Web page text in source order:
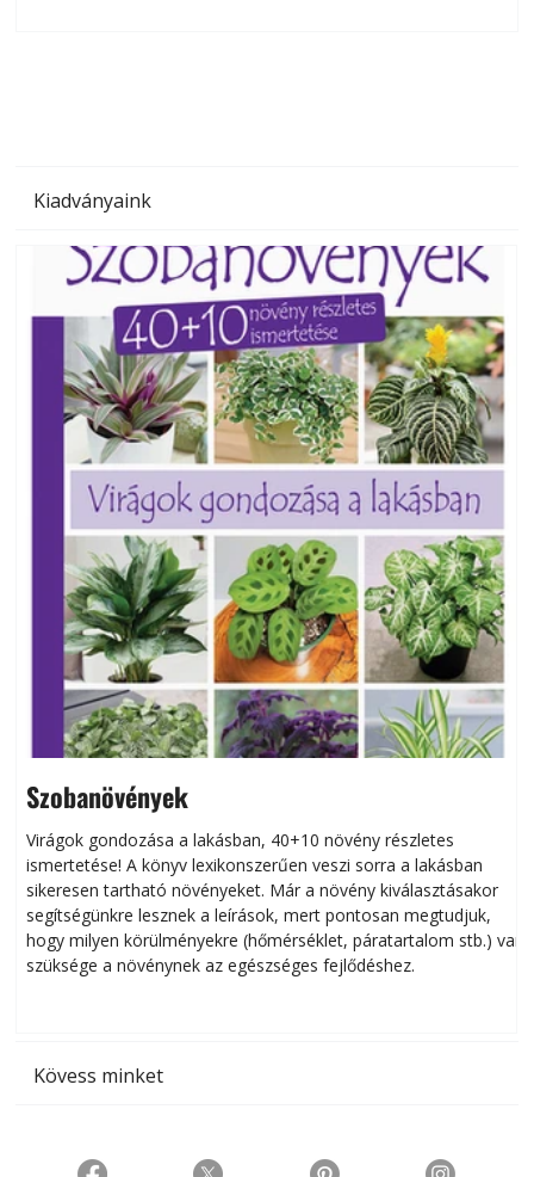
Kiadványaink
Szobanövények
Virágok gondozása a lakásban, 40+10 növény részletes
ismertetése! A könyv lexikonszerűen veszi sorra a lakásban
sikeresen tart­ha­tó növényeket. Már a növény kiválasztásakor
segítségünkre lesznek a leírások, mert pontosan megtudjuk,
hogy milyen körülményekre (hőmérséklet, páratartalom stb.) van
szüksége a növénynek az egészséges fejlődéshez.
Kövess minket